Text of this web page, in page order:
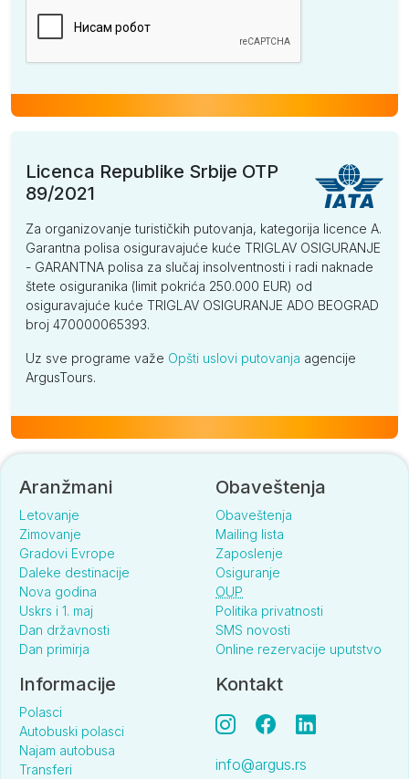
Licenca Republike Srbije OTP
89/2021
Za organizovanje turističkih putovanja, kategorija licence A.
Garantna polisa osiguravajuće kuće TRIGLAV OSIGURANJE
- GARANTNA polisa za slučaj insolventnosti i radi naknade
štete osiguranika (limit pokrića 250.000 EUR) od
osiguravajuće kuće TRIGLAV OSIGURANJE ADO BEOGRAD
broj 470000065393.
Uz sve programe važe Opšti uslovi putovanja agencije
ArgusTours.
Aranžmani
Letovanje
Zimovanje
Gradovi Evrope
Daleke destinacije
Nova godina
Uskrs i 1. maj
Dan državnosti
Dan primirja
Obaveštenja
Obaveštenja
Mailing lista
Zaposlenje
Osiguranje
OUP
Politika privatnosti
SMS novosti
Online rezervacije uputstvo
Informacije
Polasci
Autobuski polasci
Najam autobusa
Transferi
Kontakt
info@argus.rs